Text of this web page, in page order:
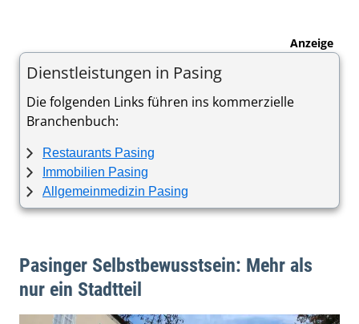
Anzeige
Dienstleistungen in Pasing
Die folgenden Links führen ins kommerzielle
Branchenbuch:
Restaurants Pasing
Immobilien Pasing
Allgemeinmedizin Pasing
Pasinger Selbstbewusstsein: Mehr als
nur ein Stadtteil